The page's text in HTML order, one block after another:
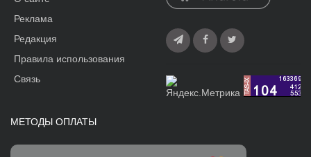
Реклама
Редакция
Правила использования
Связь
МЕТОДЫ ОПЛАТЫ